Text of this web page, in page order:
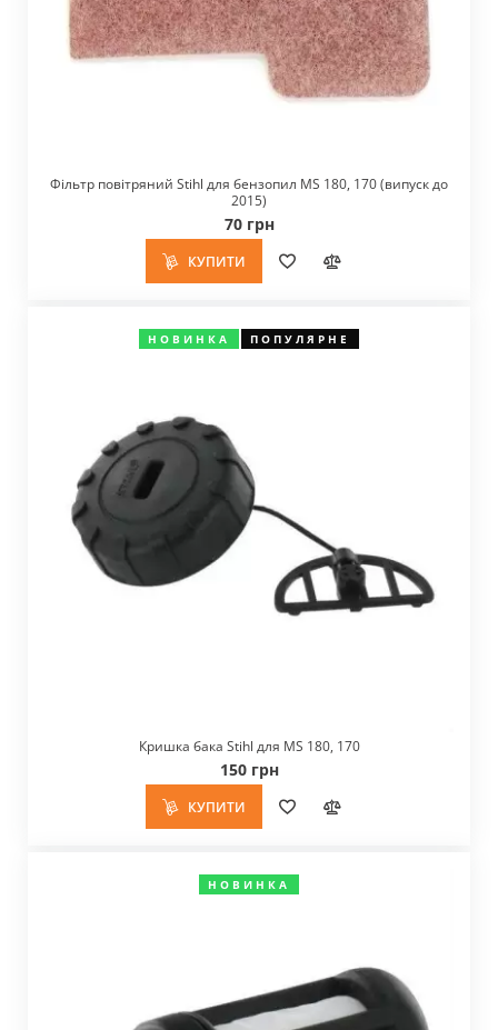
Фільтр повітряний Stihl для бензопил MS 180, 170 (випуск до
2015)
70 грн
КУПИТИ
НОВИНКА ПОПУЛЯРНЕ
Кришка бака Stihl для MS 180, 170
150 грн
КУПИТИ
НОВИНКА